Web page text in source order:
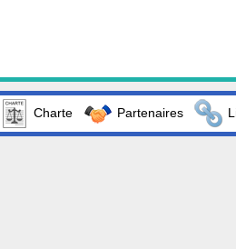
Charte Partenaires